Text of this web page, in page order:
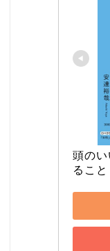
頭の
ること